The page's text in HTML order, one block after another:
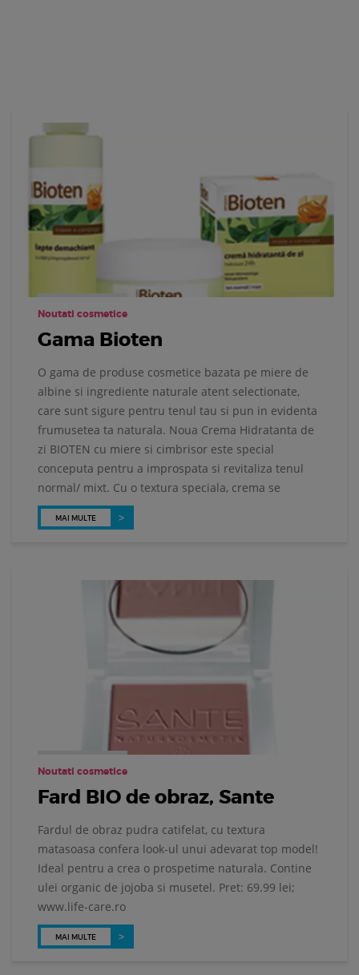
Noutati cosmetice
Gama Bioten
O gama de produse cosmetice bazata pe miere de
albine si ingrediente naturale atent selectionate,
care sunt sigure pentru tenul tau si pun in evidenta
frumusetea ta naturala. Noua Crema Hidratanta de
zi BIOTEN cu miere si cimbrisor este special
conceputa pentru a improspata si revitaliza tenul
normal/ mixt. Cu o textura speciala, crema se
MAI MULTE
Noutati cosmetice
Fard BIO de obraz, Sante
Fardul de obraz pudra catifelat, cu textura
matasoasa confera look-ul unui adevarat top model!
Ideal pentru a crea o prospetime naturala. Contine
ulei organic de jojoba si musetel. Pret: 69.99 lei;
www.life-care.ro
MAI MULTE